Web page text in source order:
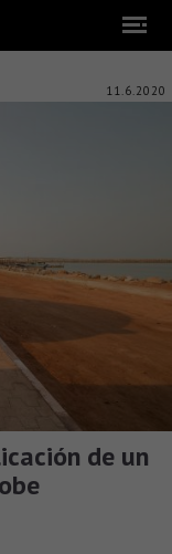
11.6.2020
de un